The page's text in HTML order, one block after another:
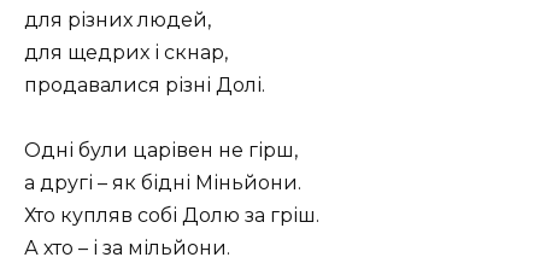
для різних людей,
для щедрих і скнар,
продавалися різні Долі.
Одні були царівен не гірш,
а другі – як бідні Міньйони.
Хто купляв собі Долю за гріш.
А хто – і за мільйони.